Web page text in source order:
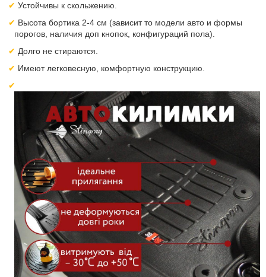
Устойчивы к скольжению.
Высота бортика 2-4 см (зависит то модели авто и формы
порогов, наличия доп кнопок, конфигураций пола).
Долго не стираются.
Имеют легковесную, комфортную конструкцию.